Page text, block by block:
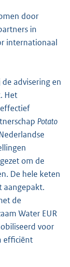
door
in
internationaal
advisering en
Het
Potato
om de
De hele keten
aangepakt.
de
Water EUR
voor
efficiënt